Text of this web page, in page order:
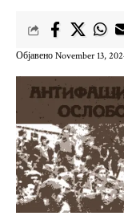
Објавено November 13,